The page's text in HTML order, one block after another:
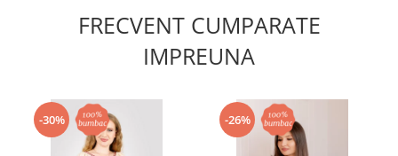
FRECVENT CUMPARATE
IMPREUNA
-30% -26%